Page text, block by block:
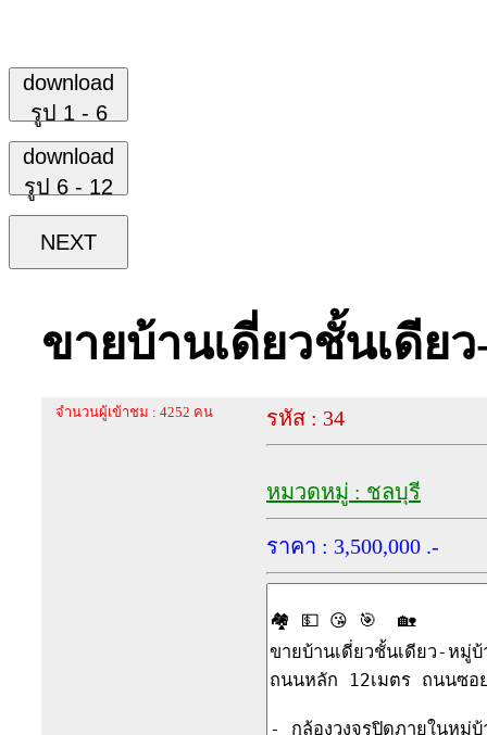
download
รูป 1 - 6
download
รูป 6 - 12
NEXT
ขายบ้านเดี่ยวชั้นเดีย
จำนวนผู้เข้าชม : 4252 คน รหัส : 34
หมวดหมู่ : ชลบุรี
ราคา : 3,500,000 .-